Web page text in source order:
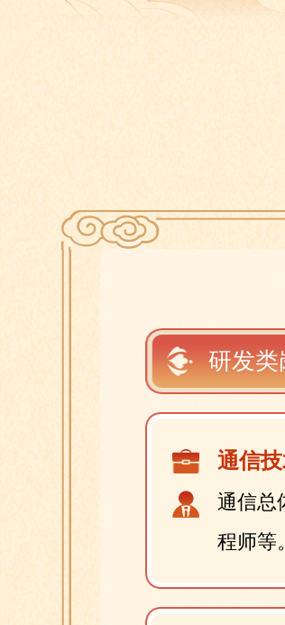
研发类
通信
通信总
程师等。